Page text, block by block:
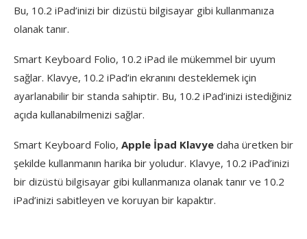
Bu, 10.2 iPad’inizi bir dizüstü bilgisayar gibi kullanmanıza
olanak tanır.
Smart Keyboard Folio, 10.2 iPad ile mükemmel bir uyum
sağlar. Klavye, 10.2 iPad’in ekranını desteklemek için
ayarlanabilir bir standa sahiptir. Bu, 10.2 iPad’inizi istediğiniz
açıda kullanabilmenizi sağlar.
Smart Keyboard Folio, Apple İpad Klavye daha üretken bir
şekilde kullanmanın harika bir yoludur. Klavye, 10.2 iPad’inizi
bir dizüstü bilgisayar gibi kullanmanıza olanak tanır ve 10.2
iPad’inizi sabitleyen ve koruyan bir kapaktır.